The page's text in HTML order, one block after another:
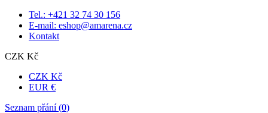
Tel.: +421 32 74 30 156
E-mail: eshop@amarena.cz
Kontakt
CZK Kč
CZK Kč
EUR €
Seznam přání (0)